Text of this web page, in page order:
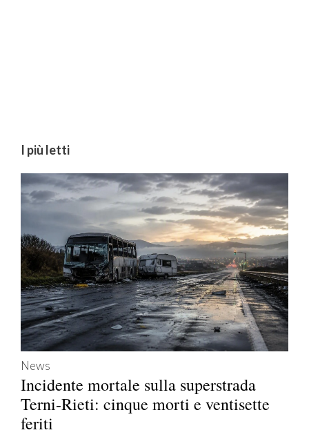
I più letti
News
Incidente mortale sulla superstrada
Terni-Rieti: cinque morti e ventisette
feriti